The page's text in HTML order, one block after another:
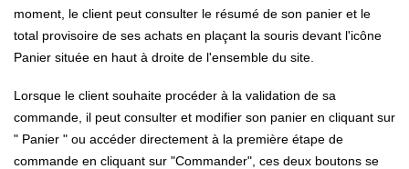
moment, le client peut consulter le résumé de son panier et le
total provisoire de ses achats en plaçant la souris devant l'icône
Panier située en haut à droite de l'ensemble du site.
Lorsque le client souhaite procéder à la validation de sa
commande, il peut consulter et modifier son panier en cliquant sur
" Panier " ou accéder directement à la première étape de
commande en cliquant sur "Commander", ces deux boutons se